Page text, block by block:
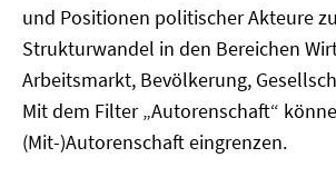
und Positionen politischer Akteure
Strukturwandel in den Bereichen
Arbeitsmarkt, Bevölkerung,
Mit dem Filter „Autorenschaft“
(Mit-)Autorenschaft eingrenzen.